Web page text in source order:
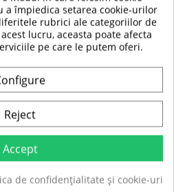
completă a zonei de
244 cm
isi scrie parerea !
a împiedica setarea cookie-urilor
rubrici ale categoriilor de
lucru, aceasta poate afecta
pe care le putem oferi.
Reject
Accept
de confidențialitate și cookie-uri